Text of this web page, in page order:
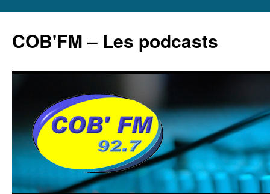
contenu
COB'FM – Les podcasts